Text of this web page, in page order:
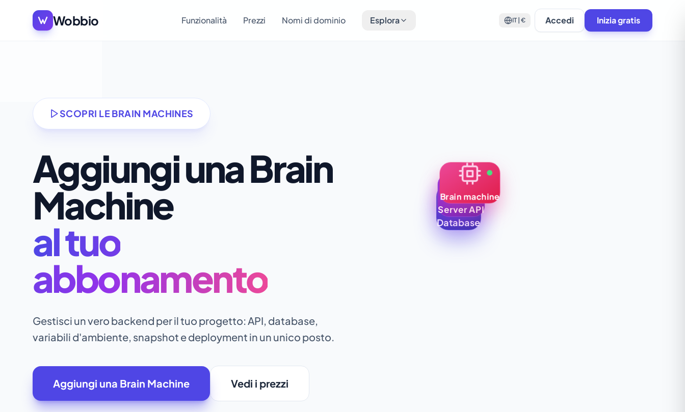
Wobbio Funzionalità Prezzi Nomi di dominio Esplora IT | € Accedi Inizia gratis
SCOPRI LE BRAIN MACHINES
Aggiungi una Brain
Machine
al tuo
abbonamento
Gestisci un vero backend per il tuo progetto: API, database,
variabili d'ambiente, snapshot e deployment in un unico posto.
Aggiungi una Brain Machine Vedi i prezzi
Database
Server API
Brain machine